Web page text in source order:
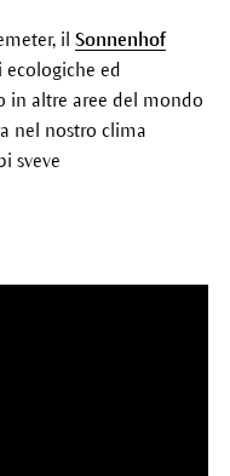
il Sonnenhof
ed
in altre aree del mondo
nel nostro clima
sveve